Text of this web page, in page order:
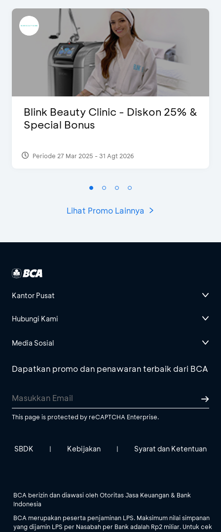
Blink Beauty Clinic - Diskon 25% &
Special Bonus
Periode 27 Mar 2025 - 31 Agt 2026
Lihat Promo Lainnya
Kantor Pusat
Hubungi Kami
Media Sosial
Dapatkan promo dan penawaran terbaik dari BCA
This page is protected by reCAPTCHA Enterprise.
SBDK | Kebijakan | Syarat dan Ketentuan
BCA berizin dan diawasi oleh Otoritas Jasa Keuangan & Bank
Indonesia
BCA merupakan peserta penjaminan LPS. Maksimum nilai simpanan
yang dijamin LPS per Nasabah per Bank adalah Rp2 miliar. Untuk cek